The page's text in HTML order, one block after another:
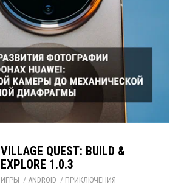
VILLAGE QUEST: BUILD &
EXPLORE 1.0.3
ИГРЫ / ANDROID / ПРИКЛЮЧЕНИЯ